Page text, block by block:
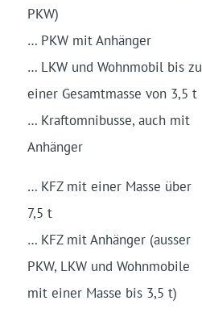
PKW)
… PKW mit Anhänger
… LKW und Wohnmobil bis zu
einer Gesamtmasse von 3,5 t
… Kraftomnibusse, auch mit
Anhänger
… KFZ mit einer Masse über
7,5 t
… KFZ mit Anhänger (ausser
PKW, LKW und Wohnmobile
mit einer Masse bis 3,5 t)